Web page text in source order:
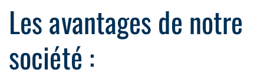
Les avantages de notre
société :